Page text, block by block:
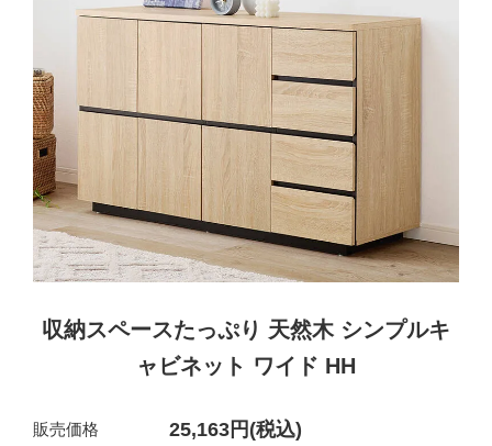
収納スペースたっぷり 天然木 シンプルキ
ャビネット ワイド HH
販売価格 25,163円(税込)